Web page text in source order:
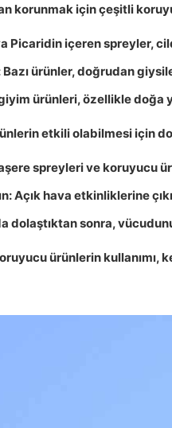
korunmak için çeşitli
Picaridin içeren spreyler,
Bazı ürünler, doğrudan
ürünleri, özellikle doğa
etkili olabilmesi için
spreyleri ve koruyucu
Açık hava etkinliklerine
dolaştıktan sonra,
ürünlerin kullanımı,